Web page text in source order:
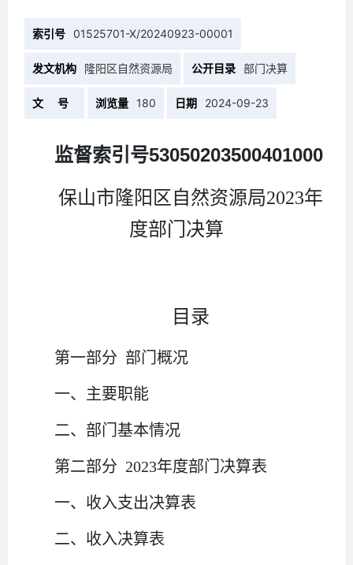
索引号 01525701-X/20240923-00001
发文机构 隆阳区自然资源局 公开目录 部门决算
文 号 浏览量 180 日期 2024-09-23
监督索引号53050203500401000
保山市隆阳区自然资源局2023年
度部门决算
目录
第一部分 部门概况
一、主要职能
二、部门基本情况
第二部分 2023年度部门决算表
一、收入支出决算表
二、收入决算表